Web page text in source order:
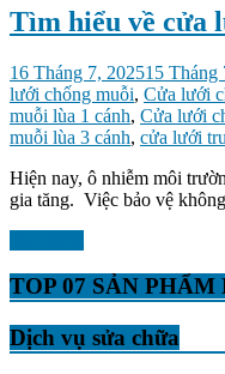
Tìm hiểu về cửa
16 Tháng 7, 202515 Tháng
lưới chống muỗi, Cửa lưới
muỗi lùa 1 cánh, Cửa lưới
muỗi lùa 3 cánh, cửa lưới
Hiện nay, ô nhiễm môi
gia tăng. Việc bảo vệ không
TOP 07 SẢN
Dịch vụ sửa chữa